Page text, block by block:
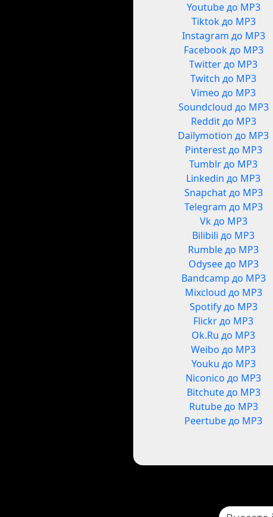
Youtube до MP3
Tiktok до MP3
Instagram до MP3
Facebook до MP3
Twitter до MP3
Twitch до MP3
Vimeo до MP3
Soundcloud до MP3
Reddit до MP3
Dailymotion до MP3
Pinterest до MP3
Tumblr до MP3
Linkedin до MP3
Snapchat до MP3
Telegram до MP3
Vk до MP3
Bilibili до MP3
Rumble до MP3
Odysee до MP3
Bandcamp до MP3
Mixcloud до MP3
Spotify до MP3
Flickr до MP3
Ok.Ru до MP3
Weibo до MP3
Youku до MP3
Niconico до MP3
Bitchute до MP3
Rutube до MP3
Peertube до MP3